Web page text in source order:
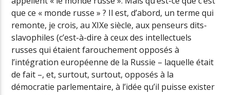
que ce « monde russe » ? Il est, d’abord, un terme qui
remonte, je crois, au XIXe siècle, aux penseurs dits-
slavophiles (c’est-à-dire à ceux des intellectuels
russes qui étaient farouchement opposés à
l’intégration européenne de la Russie – laquelle était
de fait –, et, surtout, surtout, opposés à la
démocratie parlementaire, à l’idée qu’il puisse exister